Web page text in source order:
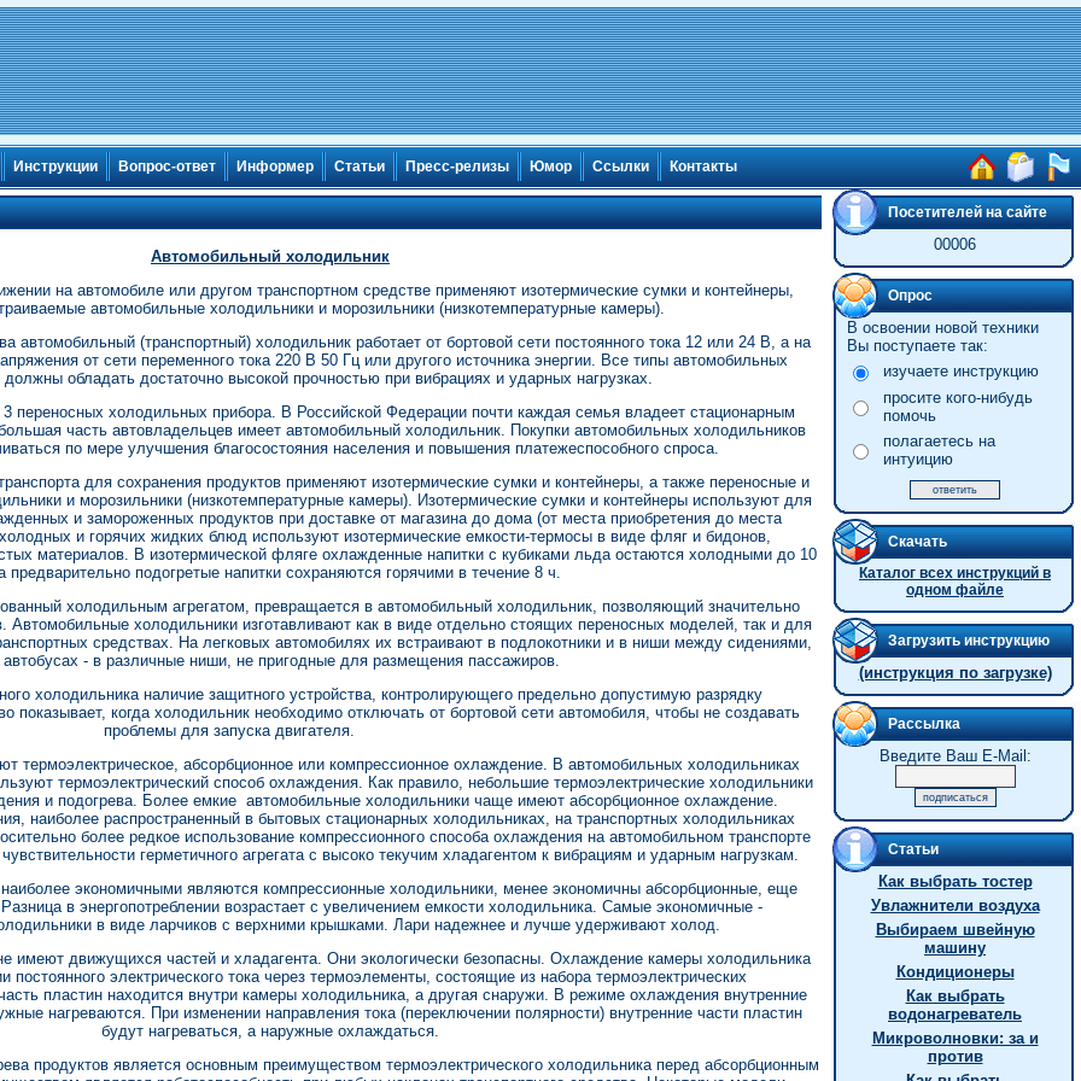
Инструкции Вопрос-ответ Информер Статьи Пресс-релизы Юмор Ссылки Контакты
Автомобильный холодильник
на автомобиле или другом транспортном средстве применяют изотермические сумки и контейнеры,
автомобильные холодильники и морозильники (низкотемпературные камеры).
автомобильный (транспортный) холодильник работает от бортовой сети постоянного тока 12 или 24 В, а на
от сети переменного тока 220 В 50 Гц или другого источника энергии. Все типы автомобильных
обладать достаточно высокой прочностью при вибрациях и ударных нагрузках.
холодильных прибора. В Российской Федерации почти каждая семья владеет стационарным
часть автовладельцев имеет автомобильный холодильник. Покупки автомобильных холодильников
по мере улучшения благосостояния населения и повышения платежеспособного спроса.
для сохранения продуктов применяют изотермические сумки и контейнеры, а также переносные и
и морозильники (низкотемпературные камеры). Изотермические сумки и контейнеры используют для
и замороженных продуктов при доставке от магазина до дома (от места приобретения до места
и горячих жидких блюд используют изотермические емкости-термосы в виде фляг и бидонов,
материалов. В изотермической фляге охлажденные напитки с кубиками льда остаются холодными до 10
предварительно подогретые напитки сохраняются горячими в течение 8 ч.
холодильным агрегатом, превращается в автомобильный холодильник, позволяющий значительно
Автомобильные холодильники изготавливают как в виде отдельно стоящих переносных моделей, так и для
средствах. На легковых автомобилях их встраивают в подлокотники и в ниши между сидениями,
автобусах - в различные ниши, не пригодные для размещения пассажиров.
холодильника наличие защитного устройства, контролирующего предельно допустимую разрядку
показывает, когда холодильник необходимо отключать от бортовой сети автомобиля, чтобы не создавать
проблемы для запуска двигателя.
термоэлектрическое, абсорбционное или компрессионное охлаждение. В автомобильных холодильниках
термоэлектрический способ охлаждения. Как правило, небольшие термоэлектрические холодильники
и подогрева. Более емкие автомобильные холодильники чаще имеют абсорбционное охлаждение.
наиболее распространенный в бытовых стационарных холодильниках, на транспортных холодильниках
более редкое использование компрессионного способа охлаждения на автомобильном транспорте
герметичного агрегата с высоко текучим хладагентом к вибрациям и ударным нагрузкам.
экономичными являются компрессионные холодильники, менее экономичны абсорбционные, еще
в энергопотреблении возрастает с увеличением емкости холодильника. Самые экономичные -
в виде ларчиков с верхними крышками. Лари надежнее и лучше удерживают холод.
имеют движущихся частей и хладагента. Они экологически безопасны. Охлаждение камеры холодильника
постоянного электрического тока через термоэлементы, состоящие из набора термоэлектрических
пластин находится внутри камеры холодильника, а другая снаружи. В режиме охлаждения внутренние
нагреваются. При изменении направления тока (переключении полярности) внутренние части пластин
будут нагреваться, а наружные охлаждаться.
продуктов является основным преимуществом термоэлектрического холодильника перед абсорбционным
Посетителей на сайте
00006
Опрос
В освоении новой техники
Вы поступаете так:
изучаете инструкцию
просите кого-нибудь
помочь
полагаетесь на
интуицию
Скачать
Каталог всех инструкций в
одном файле
Загрузить инструкцию
(инструкция по загрузке)
Рассылка
Введите Ваш E-Mail:
Статьи
Как выбрать тостер
Увлажнители воздуха
Выбираем швейную
машину
Кондиционеры
Как выбрать
водонагреватель
Микроволновки: за и
против